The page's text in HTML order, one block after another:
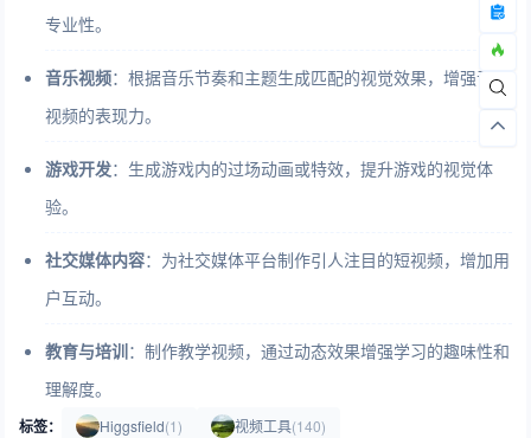
专业性。
音乐视频：根据音乐节奏和主题生成匹配的视觉效果，增强音乐
视频的表现力。
游戏开发：生成游戏内的过场动画或特效，提升游戏的视觉体
验。
社交媒体内容：为社交媒体平台制作引人注目的短视频，增加用
户互动。
教育与培训：制作教学视频，通过动态效果增强学习的趣味性和
理解度。
标签： Higgsfield(1) 视频工具(140)